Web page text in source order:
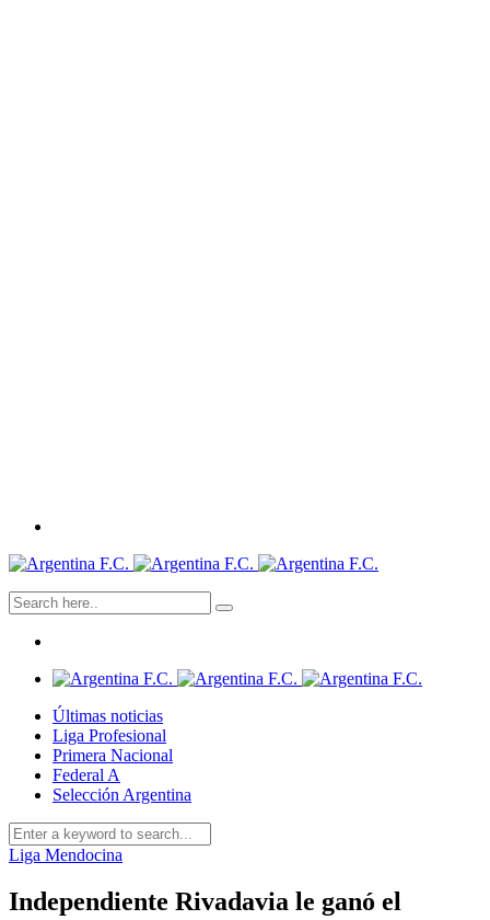
Últimas noticias
Liga Profesional
Primera Nacional
Federal A
Selección Argentina
Liga Mendocina
Independiente Rivadavia le ganó el